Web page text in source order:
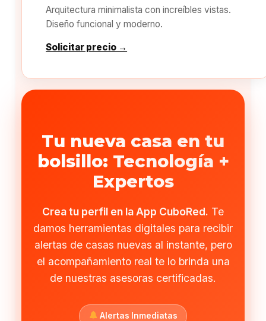
Arquitectura minimalista con increíbles vistas.
Diseño funcional y moderno.
Solicitar precio →
Tu nueva casa en tu
bolsillo: Tecnología +
Expertos
Crea tu perfil en la App CuboRed. Te
damos herramientas digitales para recibir
alertas de casas nuevas al instante, pero
el acompañamiento real te lo brinda una
de nuestras asesoras certificadas.
Alertas Inmediatas